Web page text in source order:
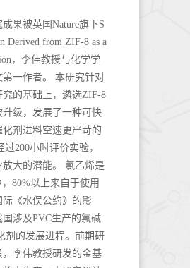
果被英国Nature旗下S
Derived from ZIF-8 as a
，李伟教授与化学学
一作者。 本研究针对
的基础上，遴选ZIF-8
级，发展了一种可快
剂进料空速更严苛的
200小时评价实验，
大的潜能。 氯乙烯是
80%以上来自于使用
《水俣公约》的影
涉及PVC生产的氯碱
剂的发展进程。前期研
李伟教授研发的金基